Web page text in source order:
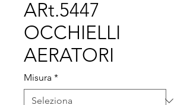
ARt.5447
OCCHIELLI
AERATORI
Misura *